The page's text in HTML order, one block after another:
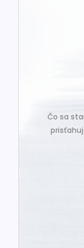
Čo sa